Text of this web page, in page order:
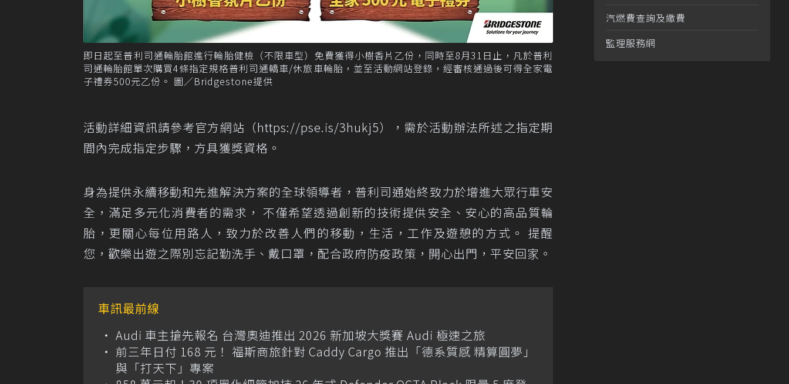
即日起至普利司通輪胎館進行輪胎健檢（不限車型）免費獲得小樹香片乙份，同時至8月31日止，凡於普利
司通輪胎館單次購買4條指定規格普利司通轎車/休旅車輪胎，並至活動網站登錄，經審核通過後可得全家電
子禮券500元乙份。 圖／Bridgestone提供
活動詳細資訊請參考官方網站（https://pse.is/3hukj5），需於活動辦法所述之指定期
間內完成指定步驟，方具獲獎資格。
身為提供永續移動和先進解決方案的全球領導者，普利司通始終致力於增進大眾行車安
全，滿足多元化消費者的需求， 不僅希望透過創新的技術提供安全、安心的高品質輪
胎，更關心每位用路人，致力於改善人們的移動，生活，工作及遊憩的方式。 提醒
您，歡樂出遊之際別忘記勤洗手、戴口罩，配合政府防疫政策，開心出門，平安回家。
車訊最前線
Audi 車主搶先報名 台灣奧迪推出 2026 新加坡大獎賽 Audi 極速之旅
前三年日付 168 元！ 福斯商旅針對 Caddy Cargo 推出「德系質感 精算圓夢」
與「打天下」專案
汽燃費查詢及繳費
監理服務網